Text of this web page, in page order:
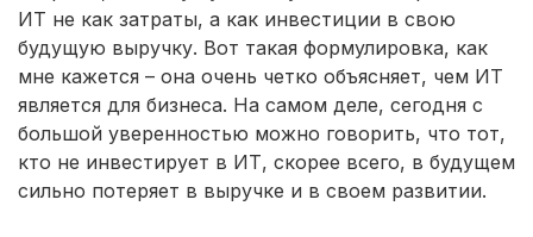
ИТ не как затраты, а как инвестиции в свою
будущую выручку. Вот такая формулировка, как
мне кажется – она очень четко объясняет, чем ИТ
является для бизнеса. На самом деле, сегодня с
большой уверенностью можно говорить, что тот,
кто не инвестирует в ИТ, скорее всего, в будущем
сильно потеряет в выручке и в своем развитии.